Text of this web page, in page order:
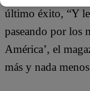
último éxito, “Y le
paseando por los
América’, el
más y nada